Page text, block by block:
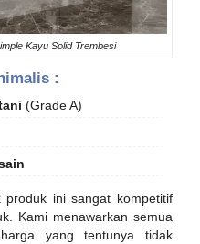
Kayu Solid Trembesi
:
(Grade A)
ini sangat kompetitif
Kami menawarkan semua
yang tentunya tidak